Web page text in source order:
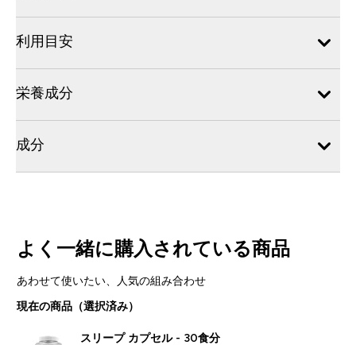
利用目安
栄養成分
成分
よく一緒に購入されている商品
あわせて使いたい、人気の組み合わせ
現在の商品（選択済み）
スリープ カプセル - 30食分